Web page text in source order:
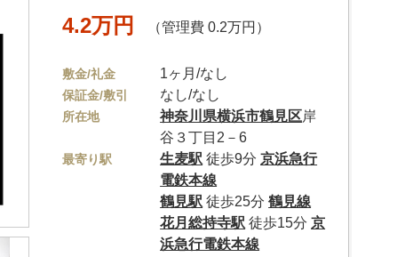
4.2万円 （管理費 0.2万円）
敷金/礼金 1ヶ月/なし
保証金/敷引 なし/なし
所在地 神奈川県横浜市鶴見区岸
谷３丁目2－6
最寄り駅 生麦駅 徒歩9分京浜急行
電鉄本線
鶴見駅 徒歩25分鶴見線
花月総持寺駅 徒歩15分京
浜急行電鉄本線